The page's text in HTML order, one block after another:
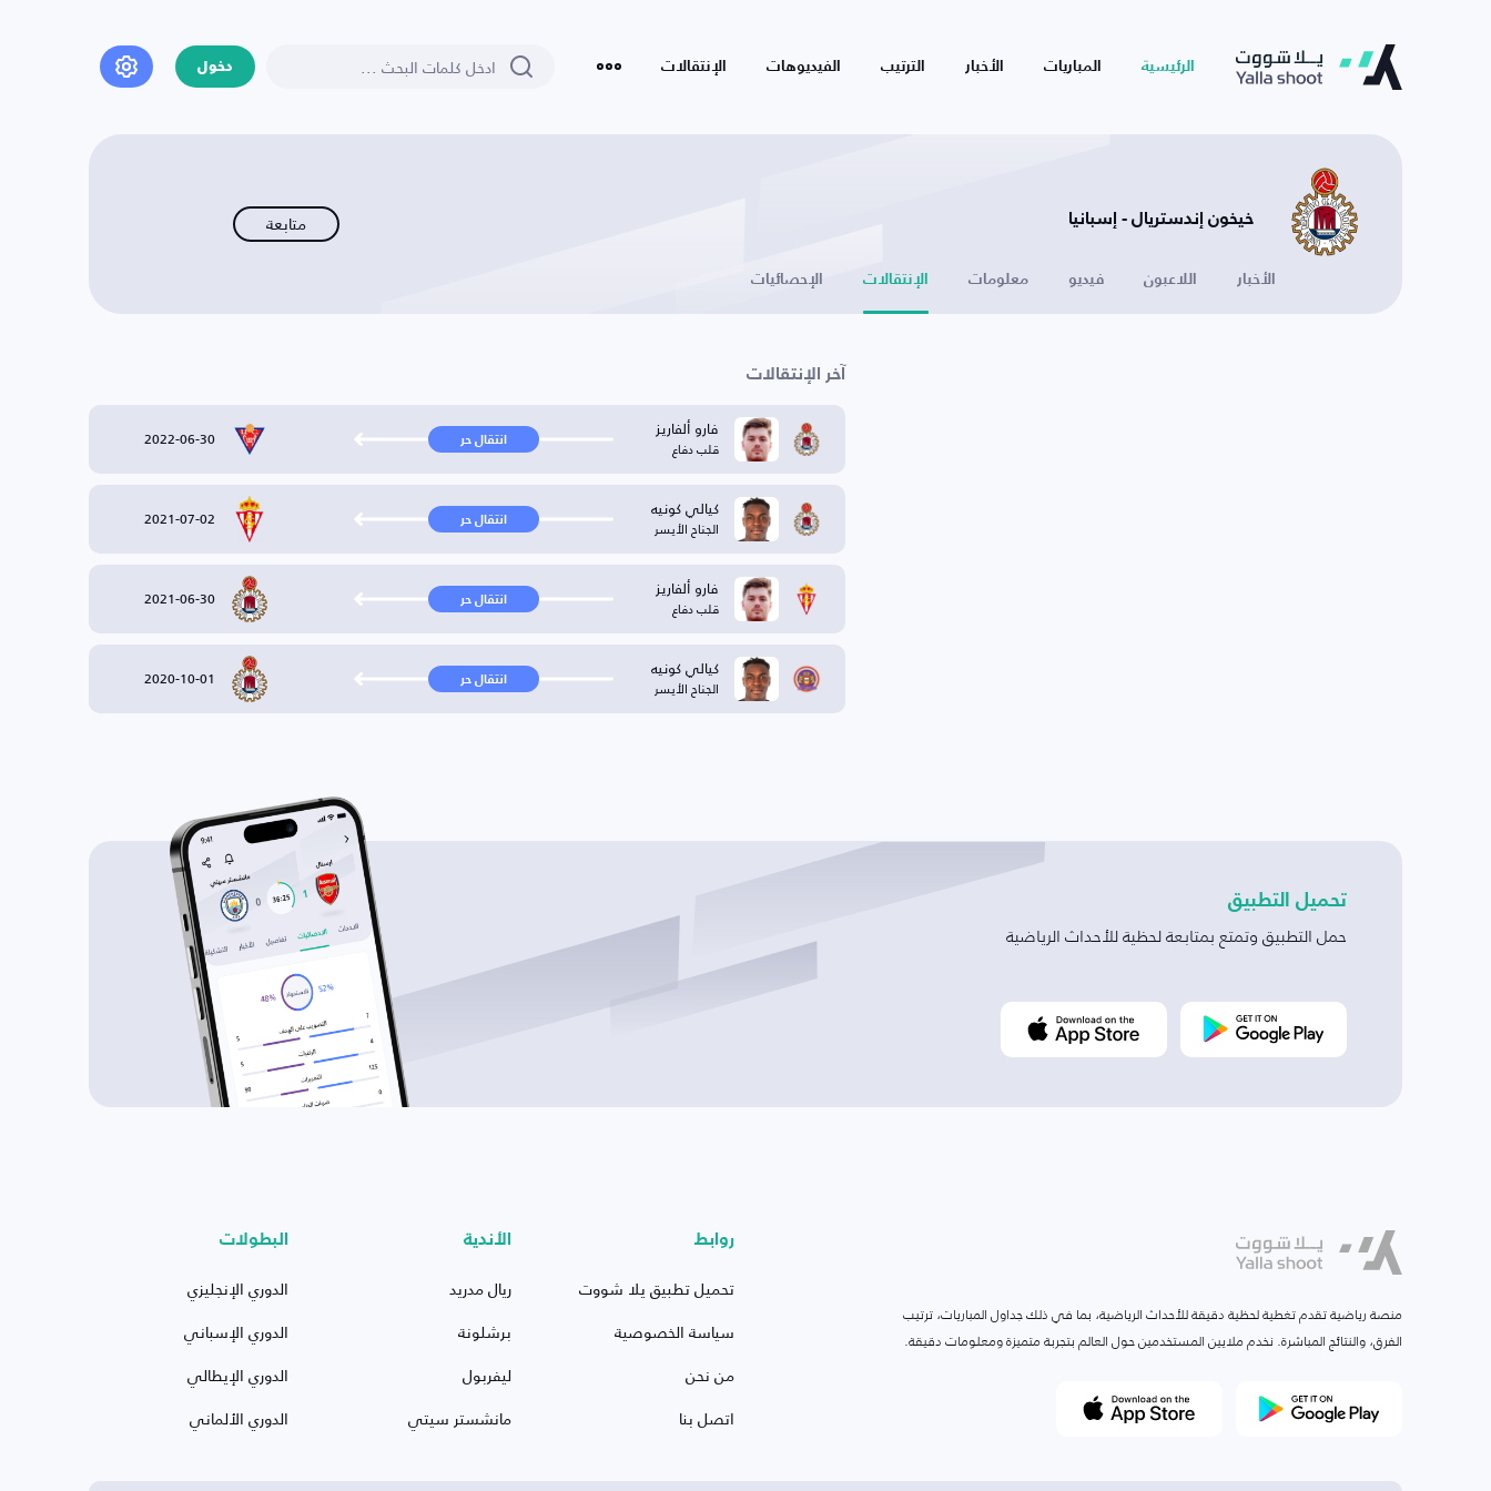
الرئيسية المباريات الأخبار الترتيب الفيديوهات الإنتقالات دخول
خيخون إندستريال - إسبانيا متابعة
الأخبار اللاعبون فيديو معلومات الإنتقالات الإحصائيات
آخر الإنتقالات
فارو ألفاريز
قلب دفاع انتقال حر 2022-06-30
كيالي كونيه
الجناح الأيسر انتقال حر 2021-07-02
فارو ألفاريز
قلب دفاع انتقال حر 2021-06-30
كيالي كونيه
الجناح الأيسر انتقال حر 2020-10-01
تحميل التطبيق
حمل التطبيق وتمتع بمتابعة لحظية للأحداث الرياضية
منصة رياضية تقدم تغطية لحظية دقيقة للأحداث الرياضية، بما في ذلك جداول المباريات، ترتيب
الفرق، والنتائج المباشرة. نخدم ملايين المستخدمين حول العالم بتجربة متميزة ومعلومات دقيقة.
روابط
تحميل تطبيق يلا شووت
سياسة الخصوصية
من نحن
اتصل بنا
الأندية
ريال مدريد
برشلونة
ليفربول
مانشستر سيتي
البطولات
الدوري الإنجليزي
الدوري الإسباني
الدوري الإيطالي
الدوري الألماني